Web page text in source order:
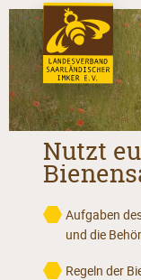
Nutzt
Aufgaben
und die
Regeln der